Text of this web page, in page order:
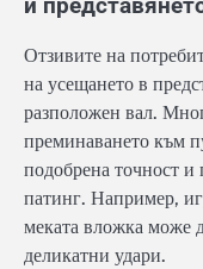
и
Отзивите на
на усещането в
разположен вал.
преминаването към
подобрена точност и
патинг. Например,
меката вложка може
деликатни удари.